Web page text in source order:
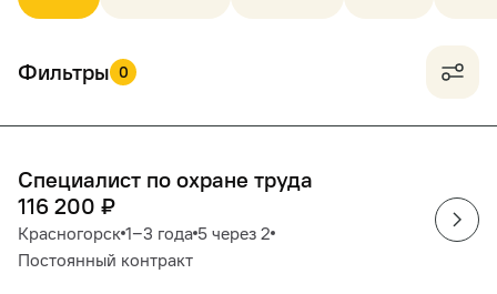
Фильтры 0
Специалист по охране труда
116 200 ₽
Красногорск 1‒3 года 5 через 2
Постоянный контракт